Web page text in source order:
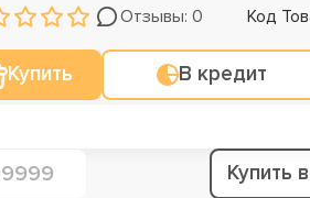
Отзывы: 0 Код
Купить В кредит
Купить